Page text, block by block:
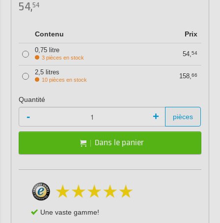
54,54
Contenu Prix
0,75 litre
3 pièces en stock 54,54
2,5 litres
10 pièces en stock 158,66
Quantité
- + pièces
Dans le panier
Une vaste gamme!